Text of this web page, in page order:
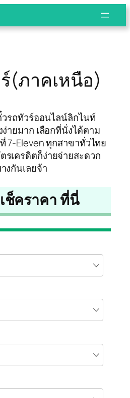
(ภาคเหนือ)
รถทัวร์ออนไลน์ลิกไนท์
ายมาก เลือกที่นั่งได้ตาม
7-Eleven ทุกสาขาทั่วไทย
เครดิตก็ง่ายจ่ายสะดวก
งกันเลยจ้า
ช็คราคา ที่นี่